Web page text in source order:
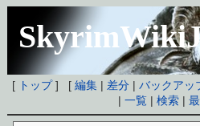
[ トップ] [編集 | 差分 |バックアッ
|一覧 |検索 |